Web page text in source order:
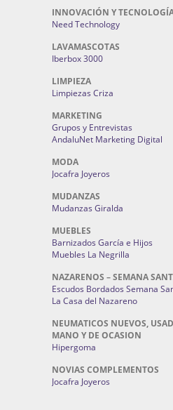
INNOVACIÓN Y
Need Technology
LAVAMASCOTAS
Iberbox 3000
LIMPIEZA
Limpiezas Criza
MARKETING
Grupos y Entrevistas
AndaluNet Marketing Digital
MODA
Jocafra Joyeros
MUDANZAS
Mudanzas Giralda
MUEBLES
Barnizados García e Hijos
Muebles La Negrilla
NAZARENOS – SEMANA
Escudos Bordados Semana
La Casa del Nazareno
NEUMATICOS NUEVOS,
MANO Y DE OCASION
Hipergoma
NOVIAS COMPLEMENTOS
Jocafra Joyeros